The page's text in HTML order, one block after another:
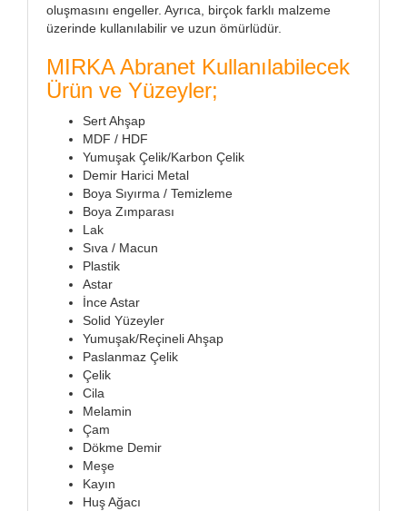
oluşmasını engeller. Ayrıca, birçok farklı malzeme
üzerinde kullanılabilir ve uzun ömürlüdür.
MIRKA Abranet Kullanılabilecek
Ürün ve Yüzeyler;
Sert Ahşap
MDF / HDF
Yumuşak Çelik/Karbon Çelik
Demir Harici Metal
Boya Sıyırma / Temizleme
Boya Zımparası
Lak
Sıva / Macun
Plastik
Astar
İnce Astar
Solid Yüzeyler
Yumuşak/Reçineli Ahşap
Paslanmaz Çelik
Çelik
Cila
Melamin
Çam
Dökme Demir
Meşe
Kayın
Huş Ağacı